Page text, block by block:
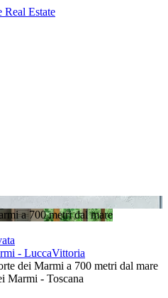
- LuccaVittoria
dei Marmi a 700 metri dal mare
Marmi - Toscana